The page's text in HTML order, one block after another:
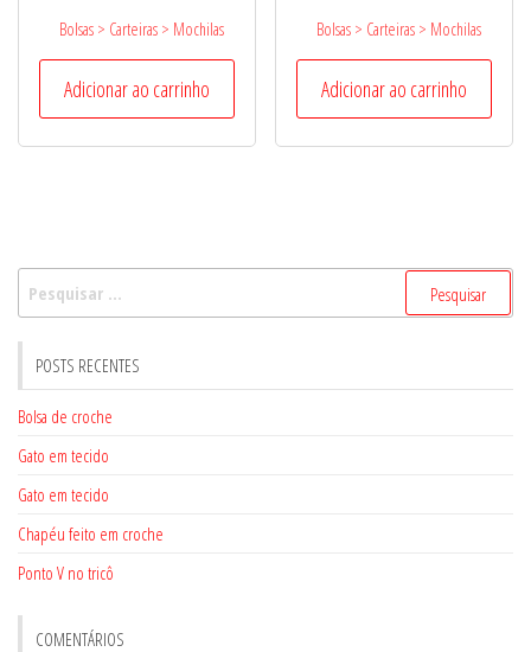
Bolsas > Carteiras > Mochilas
Adicionar ao carrinho
Bolsas > Carteiras > Mochilas
Adicionar ao carrinho
Pesquisar
por:
POSTS RECENTES
Bolsa de croche
Gato em tecido
Gato em tecido
Chapéu feito em croche
Ponto V no tricô
COMENTÁRIOS